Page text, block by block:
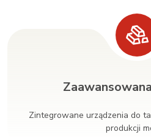
Zintegrowane urządzenia do
produkcji